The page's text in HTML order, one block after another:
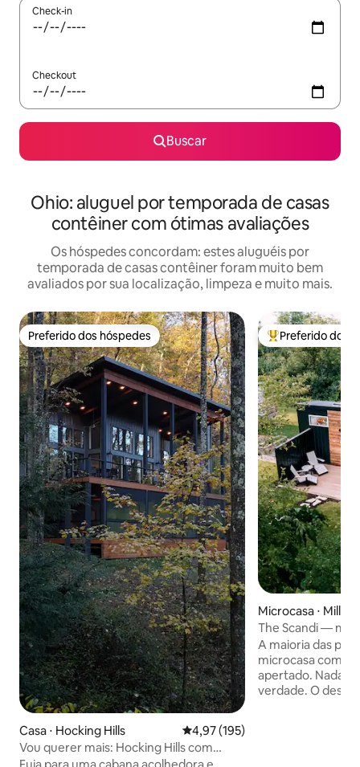
Check-in
Checkout
Buscar
Ohio: aluguel por temporada de casas
contêiner com ótimas avaliações
Os hóspedes concordam: estes aluguéis por
temporada de casas contêiner foram muito bem
avaliados por sua localização, limpeza e muito mais.
Preferido dos hóspedes
Preferido dos hóspedes
Casa ⋅ Hocking Hills 4,97 de uma avaliação média de
4,97 (195)
Vou querer mais: Hocking Hills com
entrada e saída luxuosas
Entre os
Preferido dos
Microcasa ⋅
The Scandi —
Berlim, Ohio
A maioria das
microcasa como
apertado. Nada
verdade. O